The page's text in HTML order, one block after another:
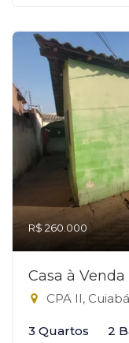
R$ 260.000
Casa à
CPA II,
3 Quartos 2